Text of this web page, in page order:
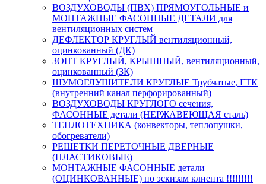
ВОЗДУХОВОДЫ (ПВХ) ПРЯМОУГОЛЬНЫЕ и
МОНТАЖНЫЕ ФАСОННЫЕ ДЕТАЛИ для
вентиляционных систем
ДЕФЛЕКТОР КРУГЛЫЙ вентиляционный,
оцинкованный (ДК)
ЗОНТ КРУГЛЫЙ, КРЫШНЫЙ, вентиляционный,
оцинкованный (ЗК)
ШУМОГЛУШИТЕЛИ КРУГЛЫЕ Трубчатые, ГТК
(внутренний канал перфорированный)
ВОЗДУХОВОДЫ КРУГЛОГО сечения,
ФАСОННЫЕ детали (НЕРЖАВЕЮЩАЯ сталь)
ТЕПЛОТЕХНИКА (конвекторы, теплопушки,
обогреватели)
РЕШЕТКИ ПЕРЕТОЧНЫЕ ДВЕРНЫЕ
(ПЛАСТИКОВЫЕ)
МОНТАЖНЫЕ ФАСОННЫЕ детали
(ОЦИНКОВАННЫЕ) по эскизам клиента !!!!!!!!!